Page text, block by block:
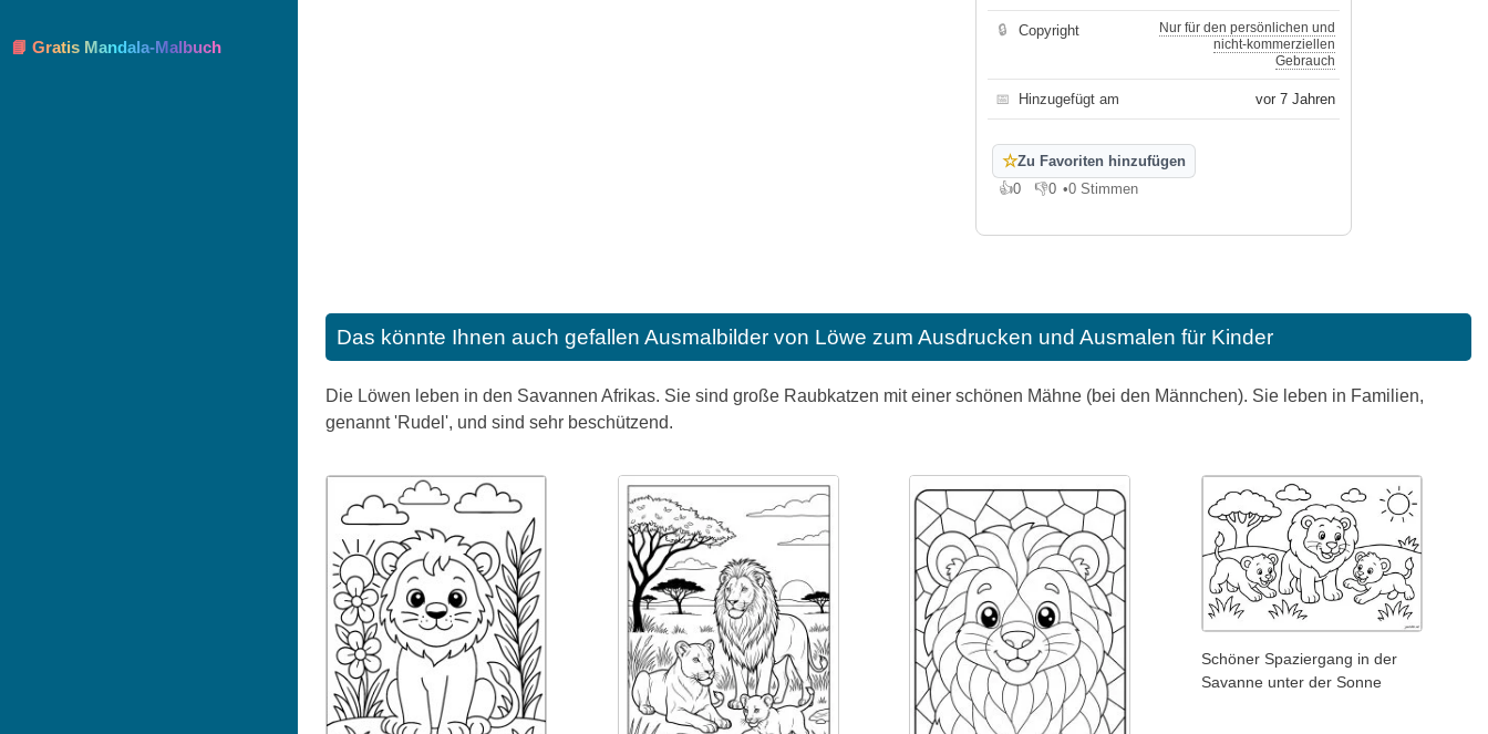
🔒 Copyright
Nur für den persönlichen und
nicht-kommerziellen
Gebrauch
📅 Hinzugefügt am vor 7 Jahren
☆Zu Favoriten hinzufügen
👍0
Gefällt mir
👎0
Gefällt mir nicht
•0 Stimmen
Das könnte Ihnen auch gefallen Ausmalbilder von Löwe zum Ausdrucken und Ausmalen für Kinder
Die Löwen leben in den Savannen Afrikas. Sie sind große Raubkatzen mit einer schönen Mähne (bei den Männchen). Sie leben in Familien,
genannt 'Rudel', und sind sehr beschützend.
Schöner Spaziergang in der
Savanne unter der Sonne
📘 Gratis Mandala-Malbuch